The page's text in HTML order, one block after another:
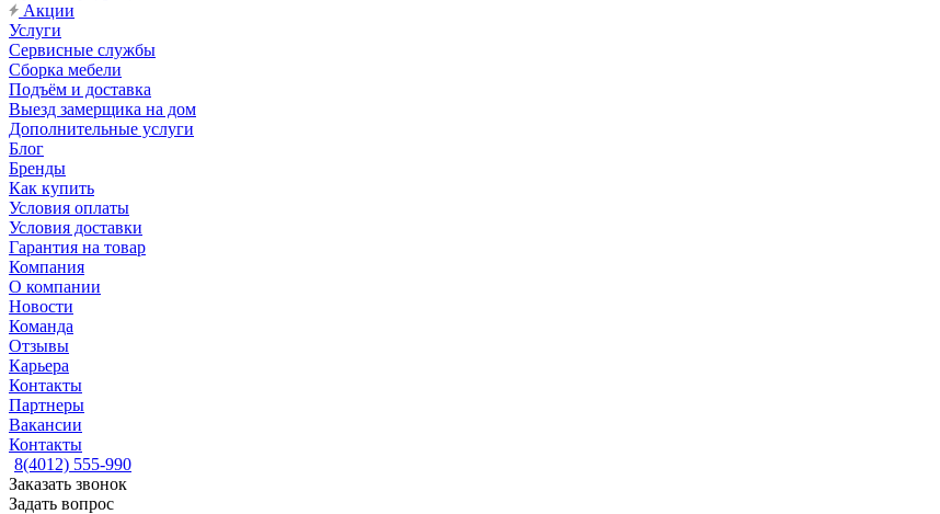
Акции
Услуги
Сервисные службы
Сборка мебели
Подъём и доставка
Выезд замерщика на дом
Дополнительные услуги
Блог
Бренды
Как купить
Условия оплаты
Условия доставки
Гарантия на товар
Компания
О компании
Новости
Команда
Отзывы
Карьера
Контакты
Партнеры
Вакансии
Контакты
8(4012) 555-990
Заказать звонок
Задать вопрос